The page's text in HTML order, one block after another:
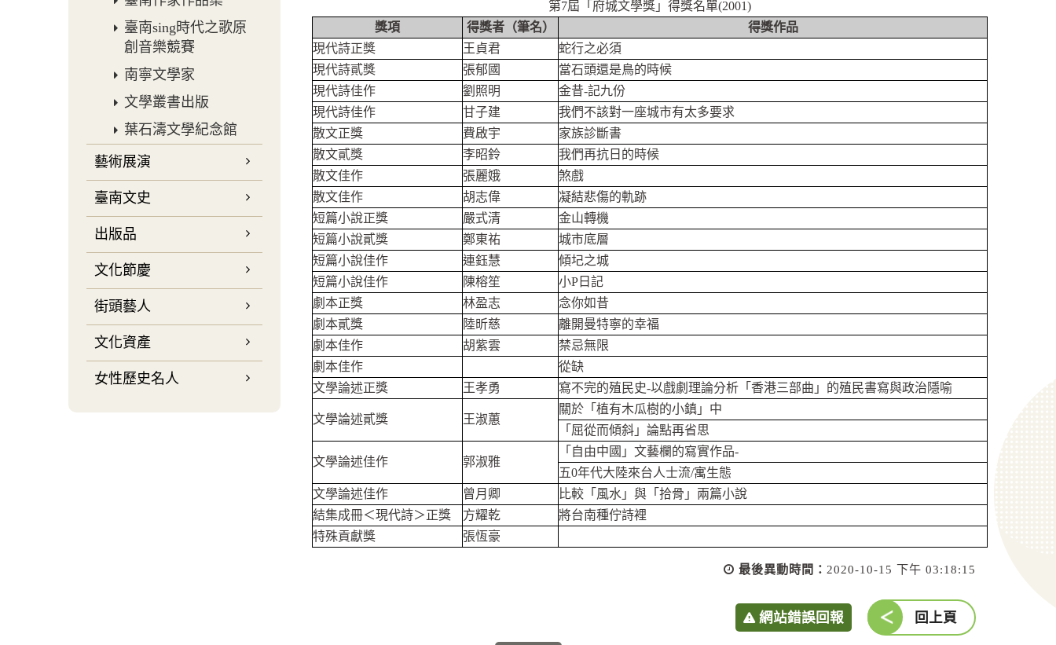
臺南sing時代之歌原
創音樂競賽
南寧文學家
文學叢書出版
葉石濤文學紀念館
藝術展演
臺南文史
出版品
文化節慶
街頭藝人
文化資產
女性歷史名人
第7屆「府城文學獎」得獎名單(2001)
獎項
得獎者（筆名）
得獎作品
現代詩正獎
王貞君
蛇行之必須
現代詩貳獎
張郁國
當石頭還是鳥的時候
現代詩佳作
劉照明
金昔-記九份
現代詩佳作
甘子建
我們不該對一座城市有太多要求
散文正獎
費啟宇
家族診斷書
散文貳獎
李昭鈴
我們再抗日的時候
散文佳作
張麗娥
煞戲
散文佳作
胡志偉
凝結悲傷的軌跡
短篇小說正獎
嚴式清
金山轉機
短篇小說貳獎
鄭東祐
城市底層
短篇小說佳作
連鈺慧
傾圮之城
短篇小說佳作
陳榕笙
小P日記
劇本正獎
林盈志
念你如昔
劇本貳獎
陸昕慈
離開曼特寧的幸福
劇本佳作
胡紫雲
禁忌無限
劇本佳作
從缺
文學論述正獎
王孝勇 寫不完的殖民史-以戲劇理論分析「香港三部曲」的殖民書寫與政治隱喻
文學論述貳獎 王淑蕙
關於「植有木瓜樹的小鎮」中
「屈從而傾斜」論點再省思
文學論述佳作 郭淑雅
「自由中國」文藝欄的寫實作品-
五0年代大陸來台人士流/寓生態
文學論述佳作
曾月卿
比較「風水」與「拾骨」兩篇小說
結集成冊＜現代詩＞正獎
方耀乾
將台南種佇詩裡
特殊貢獻獎
張恆豪
最後異動時間： 2020-10-15 下午 03:18:15
網站錯誤回報 回上頁